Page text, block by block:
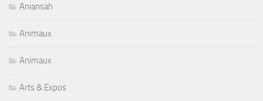
Aniansah
Animaux
Animaux
Arts & Expos